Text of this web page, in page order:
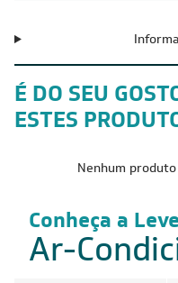
É DO SEU
ESTES
Nenhum
Conheça a
Ar-